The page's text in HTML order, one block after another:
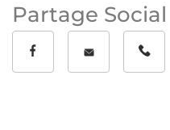
Partage Social